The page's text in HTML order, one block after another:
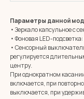
Параметры данной
• Зеркало капсульное с
• Фоновая LED-
• Сенсорный
регулируется
центру.
При однократном
включается, при
выключается, при